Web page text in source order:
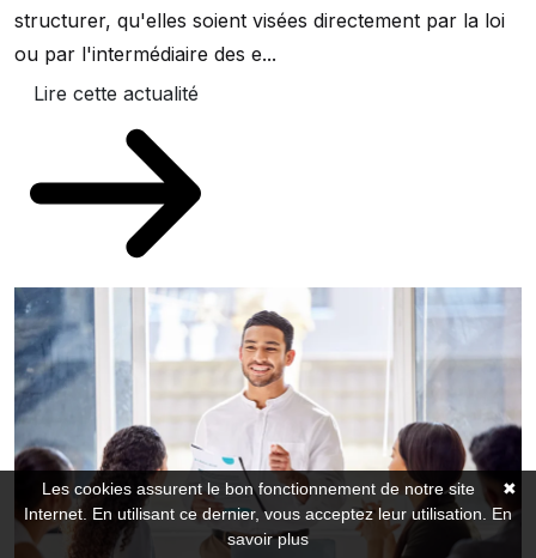
structurer, qu'elles soient visées directement par la loi
ou par l'intermédiaire des e...
Lire cette actualité
✖
Les cookies assurent le bon fonctionnement de notre site
Internet. En utilisant ce dernier, vous acceptez leur utilisation. En
savoir plus